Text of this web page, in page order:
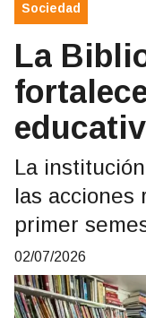
Sociedad
La
La
las acciones
primer
02/07/2026